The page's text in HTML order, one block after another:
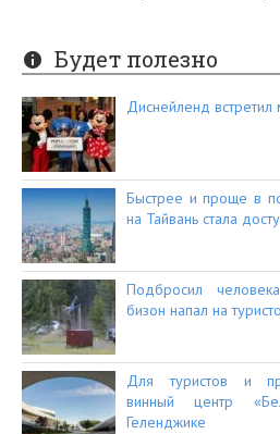
Будет полезно
Диснейленд встретил
Быстрее и проще в
на Тайвань стала
Подбросил
бизон напал на
Для туристов и
винный центр
Геленджике